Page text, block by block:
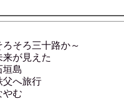
ろそろ三十路か～
来が見えた
垣島
父へ旅行
やむ